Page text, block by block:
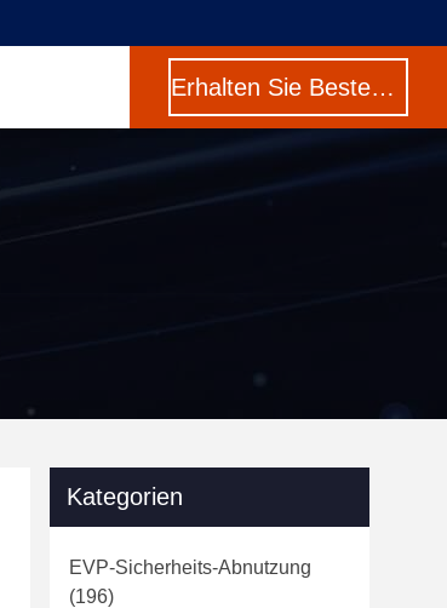
Erhalten Sie Besten Preis
Kategorien
EVP-Sicherheits-Abnutzung
(196)